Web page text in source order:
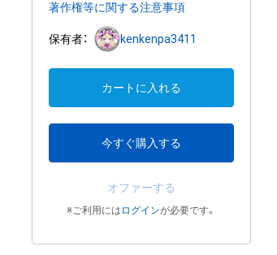
著作権等に関する注意事項
保有者： kenkenpa3411
カートに入れる
今すぐ購入する
オファーする
※ご利用には ログインが必要です。